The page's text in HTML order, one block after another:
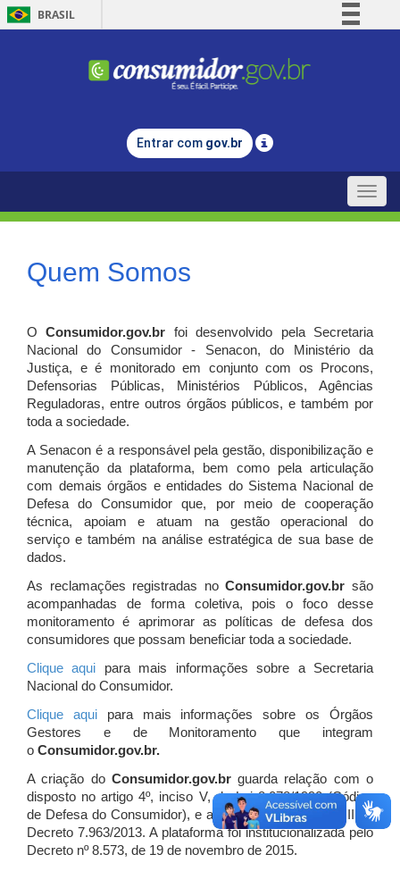
BRASIL
Comunica BR
Legislação
Entrar com gov.br
Toggle
Quem Somos
OConsumidor.gov.br
foi desenvolvido pela Secretaria
Nacional do Consumidor - Senacon, do Ministério da
Justiça, e é monitorado em conjunto com os Procons,
Defensorias Públicas, Ministérios Públicos, Agências
Reguladoras, entre outros órgãos públicos, e também por
toda a sociedade.
A Senacon é a responsável pela gestão, disponibilização e
manutenção da plataforma, bem como pela articulação
com demais órgãos e entidades do Sistema Nacional de
Defesa do Consumidor que, por meio de cooperação
técnica, apoiam e atuam na gestão operacional do
serviço e também na análise estratégica de sua base de
dados.
As reclamações registradas noConsumidor.gov.br são
acompanhadas de forma coletiva, pois o foco desse
monitoramento é aprimorar as políticas de defesa dos
consumidores que possam beneficiar toda a sociedade.
Clique aqui para mais informações sobre a Secretaria
Nacional do Consumidor.
Clique aquipara mais informações sobre os Órgãos
Gestores e de Monitoramento que integram
o Consumidor.gov.br.
A criação do Consumidor.gov.brguarda relação com o
disposto no artigo 4º, inciso V, da Lei 8.078/1990 (Código
de Defesa do Consumidor), e artigo 7º, incisos I, II e III do
Decreto 7.963/2013. A plataforma foi institucionalizada pelo
Decreto nº 8.573, de 19 de novembro de 2015.